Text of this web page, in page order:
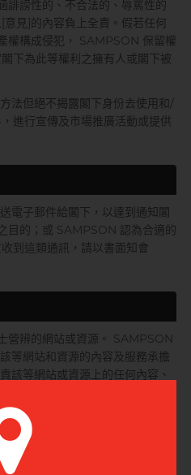
誹謗性的、不合法的、辱罵性的
見]的內容負上全責。假若任何
權構成侵犯， SAMPSON 保留權
下為此等權利之擁有人或閣下被
法但絕不揭露閣下身份去使用和/
進行宣傳及巿場推廣活動或提供
電子郵件給閣下，以達到通知閣
目的；或 SAMPSON 認為合適的
到這類通訊，請以書面知會
營辨的網站或資源。 SAMPSON
等網站和資源的內容及服務承擔
該等網站或資源上的任何內容、
任何破壞及損失。
義務